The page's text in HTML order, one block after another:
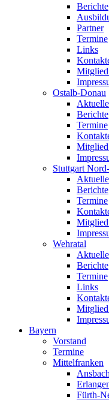
Berichte
Partner
Termine
Links
Ostalb-Donau
Berichte
Termine
Stuttgart
Berichte
Termine
Wehratal
Berichte
Termine
Links
Bayern
Vorstand
Termine
Mittelfranken
Ansbach
Fürth-